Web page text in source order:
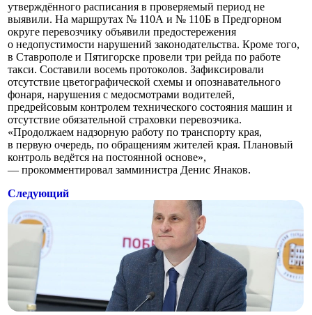
утверждённого расписания в проверяемый период не
выявили. На маршрутах № 110А и № 110Б в Предгорном
округе перевозчику объявили предостережения
о недопустимости нарушений законодательства. Кроме того,
в Ставрополе и Пятигорске провели три рейда по работе
такси. Составили восемь протоколов. Зафиксировали
отсутствие цветографической схемы и опознавательного
фонаря, нарушения с медосмотрами водителей,
предрейсовым контролем технического состояния машин и
отсутствие обязательной страховки перевозчика.
«Продолжаем надзорную работу по транспорту края,
в первую очередь, по обращениям жителей края. Плановый
контроль ведётся на постоянной основе»,
— прокомментировал замминистра Денис Янаков.
Следующий